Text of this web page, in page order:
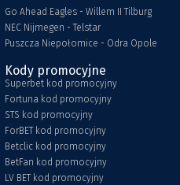
Go Ahead Eagles - Willem II Tilburg
NEC Nijmegen - Telstar
Puszcza Niepołomice - Odra Opole
Kody promocyjne
Superbet kod promocyjny
Fortuna kod promocyjny
STS kod promocyjny
ForBET kod promocyjny
Betclic kod promocyjny
BetFan kod promocyjny
LV BET kod promocyjny